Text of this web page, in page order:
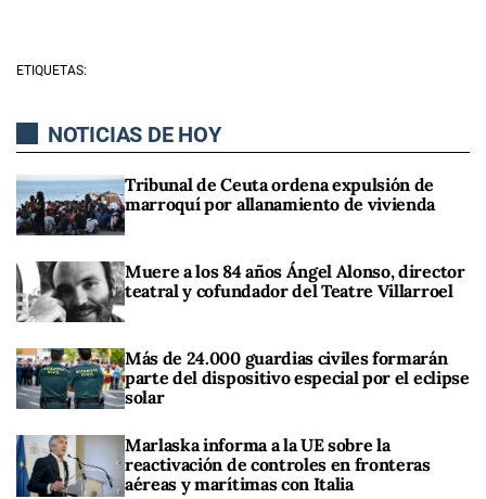
ETIQUETAS:
NOTICIAS DE HOY
Tribunal de Ceuta ordena expulsión de
marroquí por allanamiento de vivienda
Muere a los 84 años Ángel Alonso, director
teatral y cofundador del Teatre Villarroel
Más de 24.000 guardias civiles formarán
parte del dispositivo especial por el eclipse
solar
Marlaska informa a la UE sobre la
reactivación de controles en fronteras
aéreas y marítimas con Italia